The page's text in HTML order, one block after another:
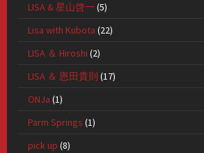
LISA & 星山啓一(5)
Lisa with Kubota (22)
LISA ＆ Hiroshi (2)
LISA ＆ 恩田貴則 (17)
ONJa (1)
Parm Springs (1)
pick up (8)